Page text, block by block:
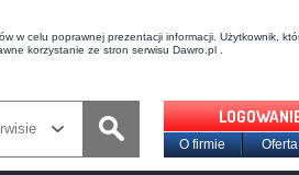
w celu poprawnej prezentacji informacji. Użytkownik,
korzystanie ze stron serwisu Dawro.pl .
O firmie Oferta